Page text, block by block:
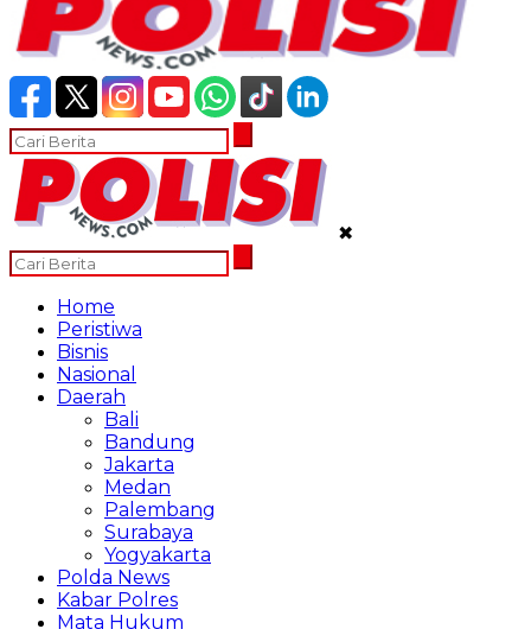
✖
Home
Peristiwa
Bisnis
Nasional
Daerah
Bali
Bandung
Jakarta
Medan
Palembang
Surabaya
Yogyakarta
Polda News
Kabar Polres
Mata Hukum